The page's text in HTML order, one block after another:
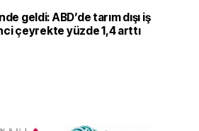
geldi: ABD’de tarım dışı iş
çeyrekte yüzde 1,4 arttı